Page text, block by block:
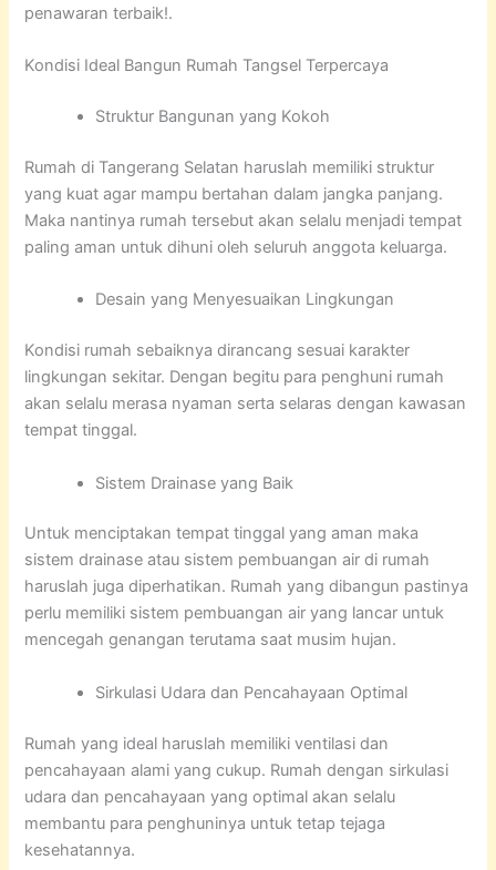
penawaran terbaik!.
Kondisi Ideal Bangun Rumah Tangsel Terpercaya
Struktur Bangunan yang Kokoh
Rumah di Tangerang Selatan haruslah memiliki struktur
yang kuat agar mampu bertahan dalam jangka panjang.
Maka nantinya rumah tersebut akan selalu menjadi tempat
paling aman untuk dihuni oleh seluruh anggota keluarga.
Desain yang Menyesuaikan Lingkungan
Kondisi rumah sebaiknya dirancang sesuai karakter
lingkungan sekitar. Dengan begitu para penghuni rumah
akan selalu merasa nyaman serta selaras dengan kawasan
tempat tinggal.
Sistem Drainase yang Baik
Untuk menciptakan tempat tinggal yang aman maka
sistem drainase atau sistem pembuangan air di rumah
haruslah juga diperhatikan. Rumah yang dibangun pastinya
perlu memiliki sistem pembuangan air yang lancar untuk
mencegah genangan terutama saat musim hujan.
Sirkulasi Udara dan Pencahayaan Optimal
Rumah yang ideal haruslah memiliki ventilasi dan
pencahayaan alami yang cukup. Rumah dengan sirkulasi
udara dan pencahayaan yang optimal akan selalu
membantu para penghuninya untuk tetap tejaga
kesehatannya.